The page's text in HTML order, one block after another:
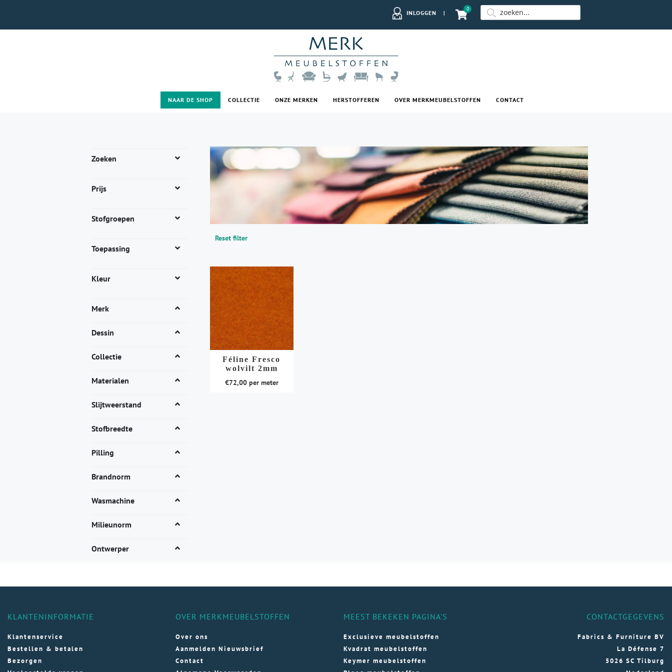
INLOGGEN |
0
NAAR DE SHOP COLLECTIE ONZE MERKEN HERSTOFFEREN OVER MERKMEUBELSTOFFEN CONTACT
Zoeken
Prijs
Stofgroepen
Toepassing
Kleur
Merk
Dessin
Collectie
Materialen
Slijtweerstand
Stofbreedte
Pilling
Brandnorm
Wasmachine
Milieunorm
Ontwerper
Reset filter
Féline Fresco
wolvilt 2mm
€72,00per meter
KLANTENINFORMATIE
Klantenservice
Bestellen & betalen
Bezorgen
OVER MERKMEUBELSTOFFEN
Over ons
Aanmelden Nieuwsbrief
Contact
MEEST BEKEKEN PAGINA'S
Exclusieve meubelstoffen
Kvadrat meubelstoffen
Keymer meubelstoffen
CONTACTGEGEVENS
Fabrics & Furniture BV
La Défense 7
5026 SC Tilburg